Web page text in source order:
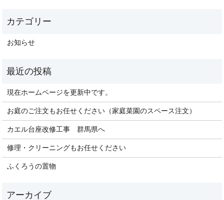
お知らせ
現在ホームページを更新中です。
お庭のご注文もお任せください（家庭菜園のスペース注文）
カエル台座改修工事 群馬県へ
修理・クリーニングもお任せください
ふくろうの置物